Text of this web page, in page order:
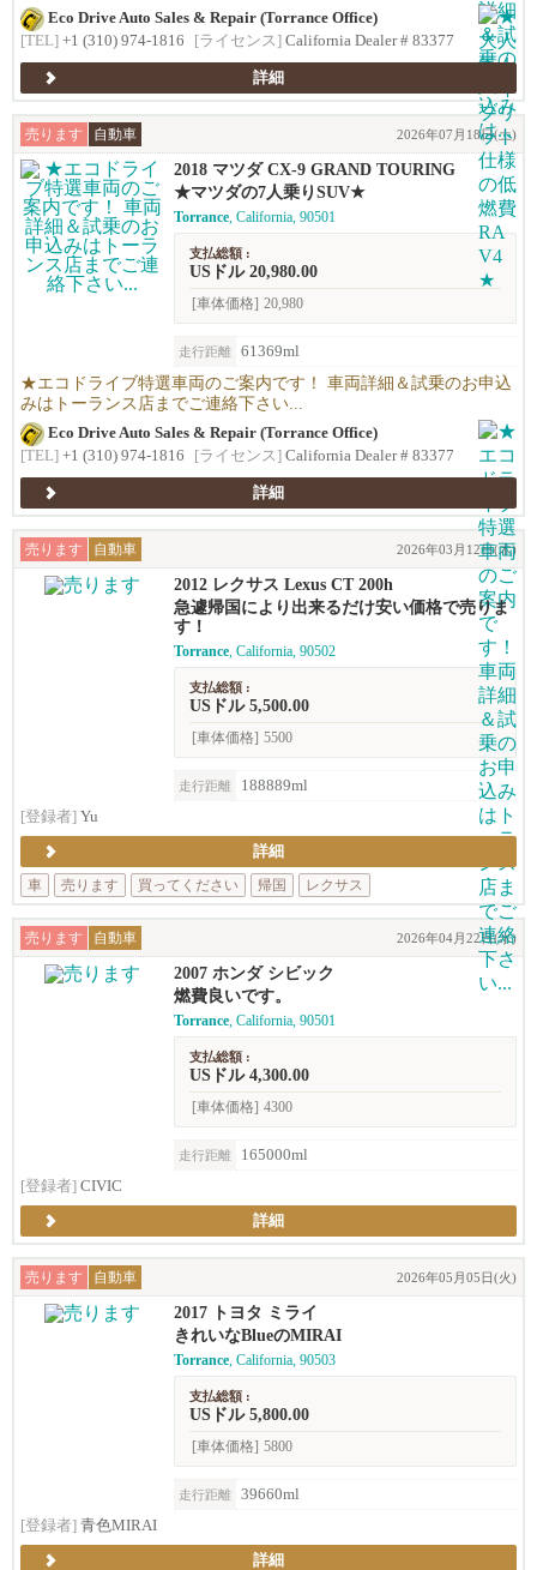
Eco Drive Auto Sales & Repair (Torrance Office)
[TEL] +1 (310) 974-1816 [ライセンス] California Dealer # 83377
詳細
売ります 自動車 2026年07月18日(土)
2018 マツダ CX-9 GRAND TOURING
★マツダの7人乗りSUV★
Torrance, California, 90501
支払総額 :
USドル 20,980.00
[車体価格] 20,980
走行距離 61369ml
★エコドライブ特選車両のご案内です！ 車両詳細＆試乗のお申込
みはトーランス店までご連絡下さい...
Eco Drive Auto Sales & Repair (Torrance Office)
[TEL] +1 (310) 974-1816 [ライセンス] California Dealer # 83377
詳細
売ります 自動車 2026年03月12日(木)
2012 レクサス Lexus CT 200h
急遽帰国により出来るだけ安い価格で売りま
す！
Torrance, California, 90502
支払総額 :
USドル 5,500.00
[車体価格] 5500
走行距離
188889ml
[登録者] Yu
詳細
車
売ります 買ってください 帰国 レクサス
売ります 自動車 2026年04月22日(水)
2007 ホンダ シビック
燃費良いです。
Torrance, California, 90501
支払総額 :
USドル 4,300.00
[車体価格] 4300
走行距離
165000ml
[登録者] CIVIC
詳細
売ります 自動車 2026年05月05日(火)
2017 トヨタ ミライ
きれいなBlueのMIRAI
Torrance, California, 90503
支払総額 :
USドル 5,800.00
[車体価格] 5800
走行距離
39660ml
[登録者] 青色MIRAI
詳細